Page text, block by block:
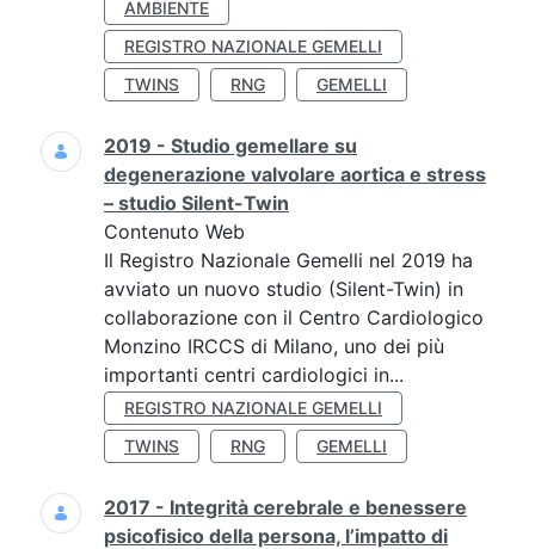
AMBIENTE
REGISTRO NAZIONALE GEMELLI
TWINS
RNG GEMELLI
2019 - Studio gemellare su
degenerazione valvolare aortica e stress
– studio Silent-Twin
Contenuto Web
Il Registro Nazionale Gemelli nel 2019 ha
avviato un nuovo studio (Silent-Twin) in
collaborazione con il Centro Cardiologico
Monzino IRCCS di Milano, uno dei più
importanti centri cardiologici in...
REGISTRO NAZIONALE GEMELLI
TWINS
RNG GEMELLI
2017 - Integrità cerebrale e benessere
psicofisico della persona, l’impatto di